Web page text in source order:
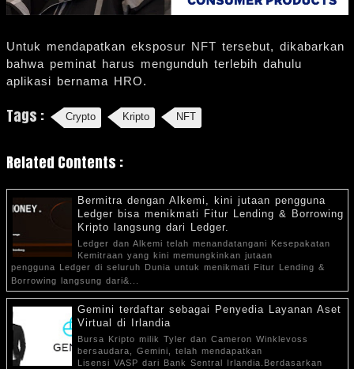
Untuk mendapatkan eksposur NFT tersebut, dikabarkan
bahwa peminat harus mengunduh terlebih dahulu
aplikasi bernama HRO.
Tags : Crypto Kripto NFT
Related Contents :
Bermitra dengan Alkemi, kini jutaan pengguna
Ledger bisa menikmati Fitur Lending & Borrowing
Kripto langsung dari Ledger.
Ledger dan Alkemi telah menandatangani Kesepakatan
Kemitraan yang kini memungkinkan jutaan
pengguna Ledger di seluruh Dunia untuk menikmati Fitur Lending &
Borrowing langsung dari&...
Gemini terdaftar sebagai Penyedia Layanan Aset
Virtual di Irlandia
Bursa Kripto milik Tyler dan Cameron Winklevoss
bersaudara, Gemini, telah mendapatkan
Lisensi VASP dari Bank Sentral Irlandia.Berdasarkan